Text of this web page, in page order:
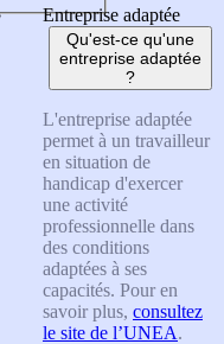
Entreprise adaptée
Qu'est-ce qu'une
entreprise adaptée
?
L'entreprise adaptée
permet à un travailleur
en situation de
handicap d'exercer
une activité
professionnelle dans
des conditions
adaptées à ses
capacités. Pour en
savoir plus, consultez
le site de l’UNEA.